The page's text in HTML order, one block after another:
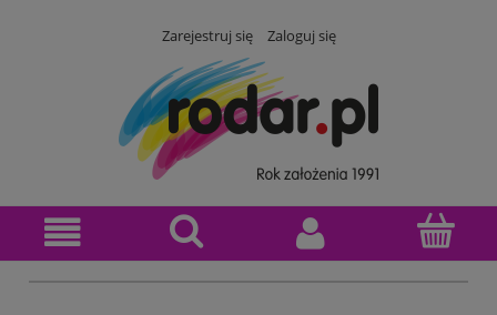
Zarejestruj się Zaloguj się